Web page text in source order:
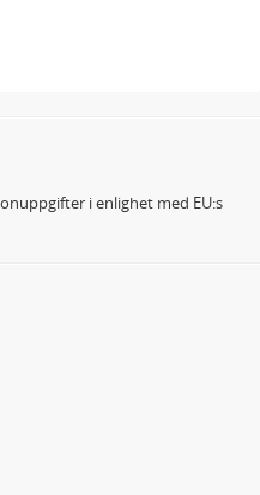
i enlighet med EU:s